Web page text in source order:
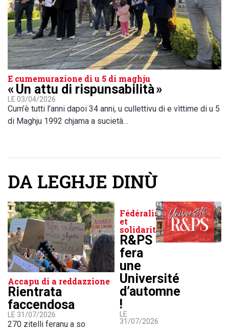
E cumemurazione di u 5 di maghju
« Un attu di rispunsabilità »
LE 03/04/2026
Cum’è tutti l’anni dapoi 34 anni, u cullettivu di e vìttime di u 5
di Maghju 1992 chjama a sucietà…
DA LEGHJE DINÙ
Accapu di a reddazzione
Rientrata
faccendosa
LE 31/07/2026
270 zitelli feranu a so
Fédéralisme
et
solidarité
R&PS
fera
une
Université
d’automne
!
LE
31/07/2026